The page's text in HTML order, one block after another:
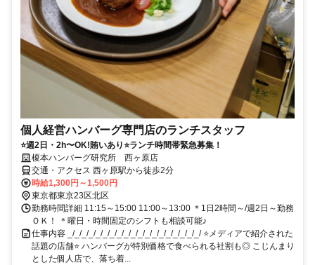
個人経営ハンバーグ専門店のランチスタッフ
⭐週2日・2h〜OK!賄いあり⭐ランチ時間帯緊急募集！
榎本ハンバーグ研究所 西ヶ原店
交通・アクセス 西ヶ原駅から徒歩2分
時給1,300円～1,500円
東京都東京23区北区
勤務時間詳細 11:15～15:00 11:00～13:00 ＊1日2時間～/週2日～勤務
ＯＫ！ ＊曜日・時間固定のシフトも相談可能♪
仕事内容 _/_/_/_/_/_/_/_/_/_/_/_/_/_/_/_/_/_/_/ ⭐メディアで紹介された
話題の店舗⭐ ハンバーグが特別価格で食べられる社割も◎ こじんまり
とした個人店で、落ち着...